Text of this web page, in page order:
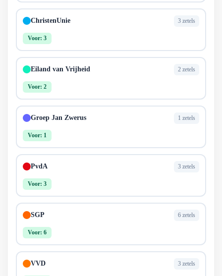
ChristenUnie 3 zetels
Voor: 3
Eiland van Vrijheid 2 zetels
Voor: 2
Groep Jan Zwerus 1 zetels
Voor: 1
PvdA 3 zetels
Voor: 3
SGP 6 zetels
Voor: 6
VVD 3 zetels